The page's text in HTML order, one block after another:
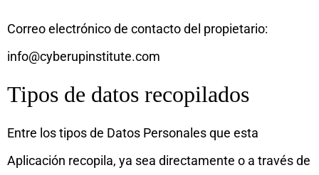
Correo electrónico de contacto del propietario:
info@cyberupinstitute.com
Tipos de datos recopilados
Entre los tipos de Datos Personales que esta
Aplicación recopila, ya sea directamente o a través de